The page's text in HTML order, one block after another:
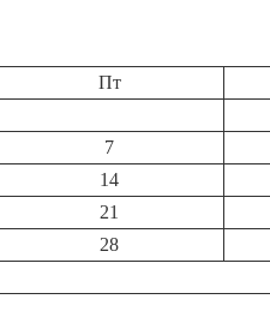
Пт
7
14
21
28